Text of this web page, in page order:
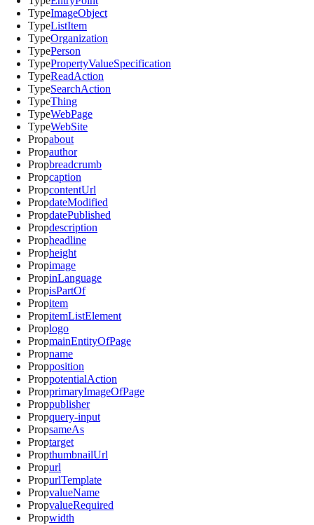
TypeImageObject
TypeListItem
TypeOrganization
TypePerson
TypePropertyValueSpecification
TypeReadAction
TypeSearchAction
TypeThing
TypeWebPage
TypeWebSite
Propabout
Propauthor
Propbreadcrumb
Propcaption
PropcontentUrl
PropdateModified
PropdatePublished
Propdescription
Propheadline
Propheight
Propimage
PropinLanguage
PropisPartOf
Propitem
PropitemListElement
Proplogo
PropmainEntityOfPage
Propname
Propposition
ProppotentialAction
PropprimaryImageOfPage
Proppublisher
Propquery-input
PropsameAs
Proptarget
PropthumbnailUrl
Propurl
PropurlTemplate
PropvalueName
PropvalueRequired
Propwidth